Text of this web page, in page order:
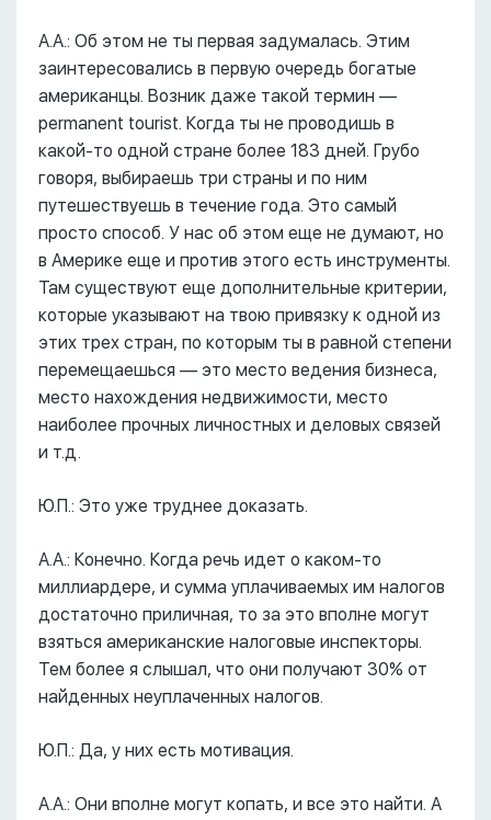
А.А.: Об этом не ты первая задумалась. Этим
заинтересовались в первую очередь богатые
американцы. Возник даже такой термин ––
permanent tourist. Когда ты не проводишь в
какой-то одной стране более 183 дней. Грубо
говоря, выбираешь три страны и по ним
путешествуешь в течение года. Это самый
просто способ. У нас об этом еще не думают, но
в Америке еще и против этого есть инструменты.
Там существуют еще дополнительные критерии,
которые указывают на твою привязку к одной из
этих трех стран, по которым ты в равной степени
перемещаешься –– это место ведения бизнеса,
место нахождения недвижимости, место
наиболее прочных личностных и деловых связей
и т.д.
Ю.П.: Это уже труднее доказать.
А.А.: Конечно. Когда речь идет о каком-то
миллиардере, и сумма уплачиваемых им налогов
достаточно приличная, то за это вполне могут
взяться американские налоговые инспекторы.
Тем более я слышал, что они получают 30% от
найденных неуплаченных налогов.
Ю.П.: Да, у них есть мотивация.
А.А.: Они вполне могут копать, и все это найти. А